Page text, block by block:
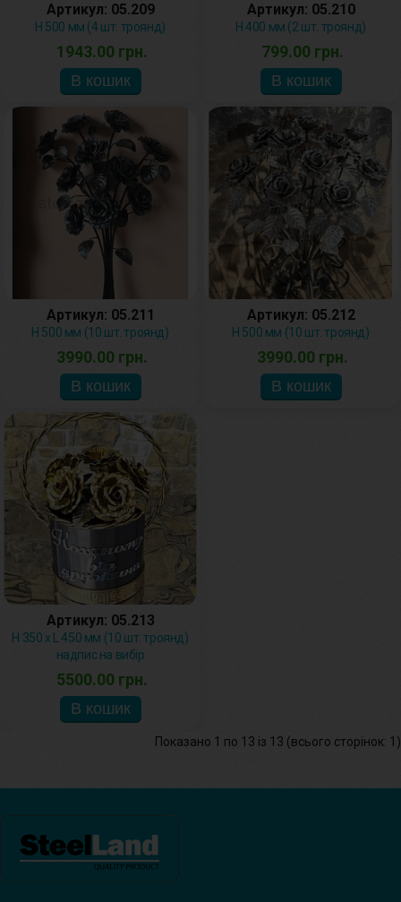
Артикул: 05.209
H 500 мм (4 шт. троянд)
1943.00 грн.
Артикул: 05.210
H 400 мм (2 шт. троянд)
799.00 грн.
Артикул: 05.211
H 500 мм (10 шт. троянд)
3990.00 грн.
Артикул: 05.212
H 500 мм (10 шт. троянд)
3990.00 грн.
Артикул: 05.213
H 350 x L 450 мм (10 шт. троянд)
надпис на вибір
5500.00 грн.
Показано 1 по 13 із 13 (всього сторінок: 1)